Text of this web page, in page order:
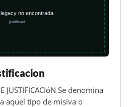
JUSTIFICACIóN Se denomina
aquel tipo de misiva o